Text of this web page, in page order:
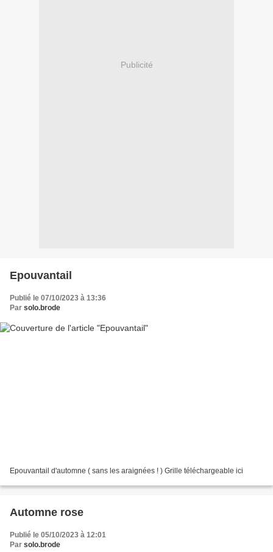
Publicité
Epouvantail
Publié le 07/10/2023 à 13:36
Par solo.brode
Epouvantail d'automne ( sans les araignées ! ) Grille téléchargeable ici
Automne rose
Publié le 05/10/2023 à 12:01
Par solo.brode